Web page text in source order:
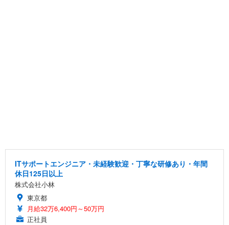
ITサポートエンジニア・未経験歓迎・丁寧な研修あり・年間
休日125日以上
株式会社小林
東京都
月給32万6,400円～50万円
正社員